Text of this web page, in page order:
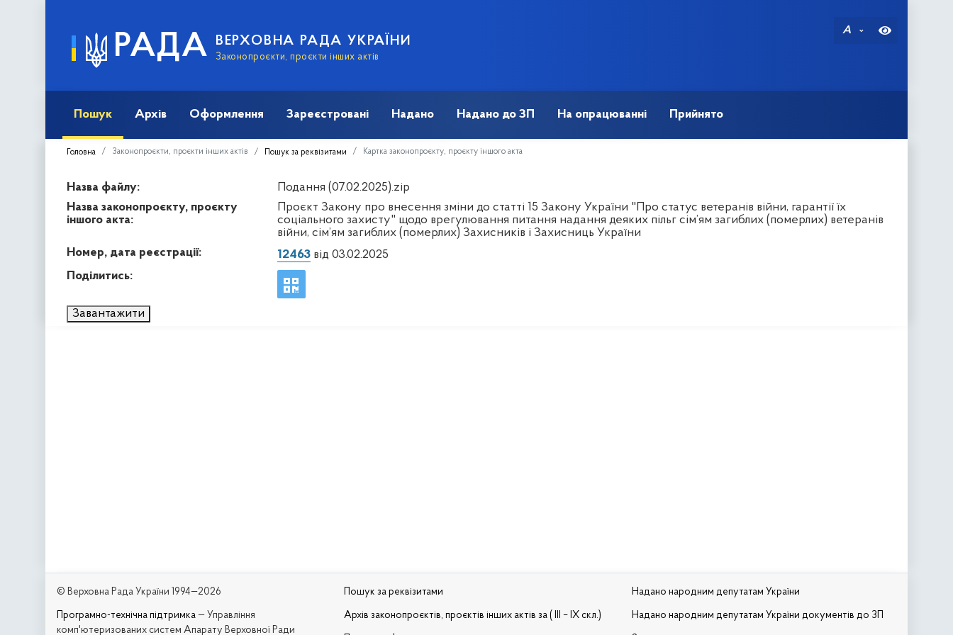
РАДА ВЕРХОВНА РАДА УКРАЇНИ
Законопроєкти, проєкти інших актів
A
Пошук Архів Оформлення Зареєстровані Надано Надано до ЗП На опрацюванні Прийнято
Головна Законопроєкти, проєкти інших актів Пошук за реквізитами Картка законопроєкту, проєкту іншого акта
Назва файлу:
Подання (07.02.2025).zip
Назва законопроєкту, проєкту
іншого акта:
Проєкт Закону про внесення зміни до статті 15 Закону України "Про статус ветеранів війни, гарантії їх
соціального захисту" щодо врегулювання питання надання деяких пільг сім’ям загиблих (померлих) ветеранів
війни, сім’ям загиблих (померлих) Захисників і Захисниць України
Номер, дата реєстрації:
12463від 03.02.2025
Поділитись:
Завантажити
© Верховна Рада України 1994—2026
Програмно-технічна підтримка — Управління
комп'ютеризованих систем Апарату Верховної Ради
Пошук за реквізитами
Архів законопроєктів, проєктів інших актів за ( III – IX скл.)
Надано народним депутатам України
Надано народним депутатам України документів до ЗП